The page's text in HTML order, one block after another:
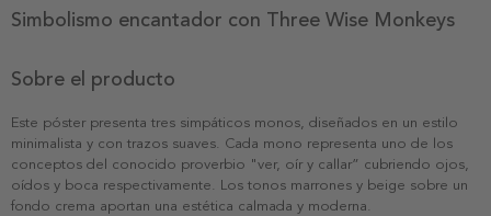
Simbolismo encantador con Three Wise Monkeys
Sobre el producto
Este póster presenta tres simpáticos monos, diseñados en un estilo
minimalista y con trazos suaves. Cada mono representa uno de los
conceptos del conocido proverbio "ver, oír y callar” cubriendo ojos,
oídos y boca respectivamente. Los tonos marrones y beige sobre un
fondo crema aportan una estética calmada y moderna.